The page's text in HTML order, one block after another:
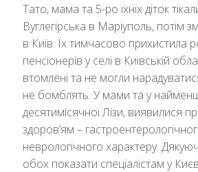
Тато, мама та 5-ро їхніх діток
Вуглегірська в Маріуполь, потім
в Київ. Їх тимчасово прихистила
пенсіонерів у селі в Київській
втомлені та не могли
не бомблять. У мами та у
десятимісячної Лізи, виявилися
здоров’ям –
неврологічного характеру.
обох показати спеціалістам у